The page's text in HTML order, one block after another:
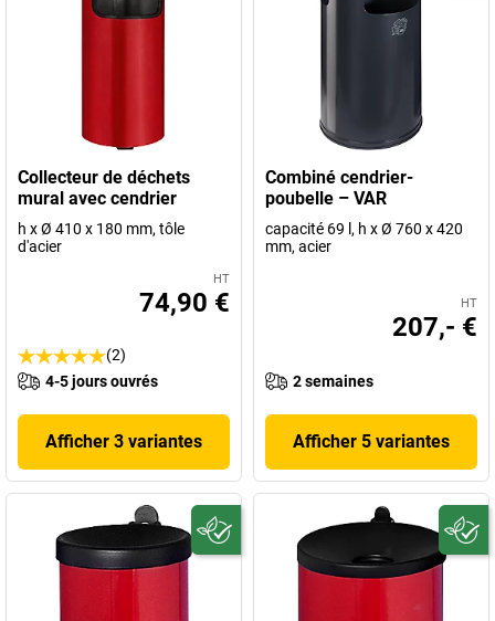
Collecteur de déchets
mural avec cendrier
h x Ø 410 x 180 mm, tôle
d'acier
HT
74,90 €
(2)
4-5 jours ouvrés
Afficher 3 variantes
Combiné cendrier-
poubelle – VAR
capacité 69 l, h x Ø 760 x 420
mm, acier
HT
207,- €
2 semaines
Afficher 5 variantes